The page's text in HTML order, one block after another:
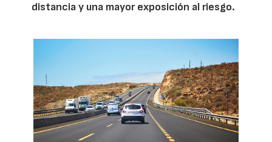
distancia y una mayor exposición al riesgo.